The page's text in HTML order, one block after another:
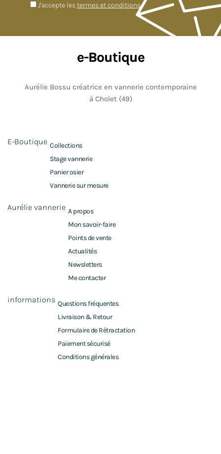
J'accepte lestermes et conditions
e-Boutique
Aurélie Bossu créatrice en vannerie contemporaine
à Cholet (49)
E-Boutique Collections
Stage vannerie
Panier osier
Vannerie sur mesure
Aurélie vannerie A propos
Mon savoir-faire
Points de vente
Actualités
Newsletters
Me contacter
informations Questions fréquentes
Livraison & Retour
Formulaire de Rétractation
Paiement sécurisé
Conditions générales